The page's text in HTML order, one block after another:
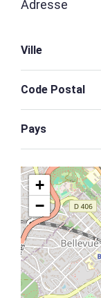
Adresse
Ville
Code Postal
Pays
+
−